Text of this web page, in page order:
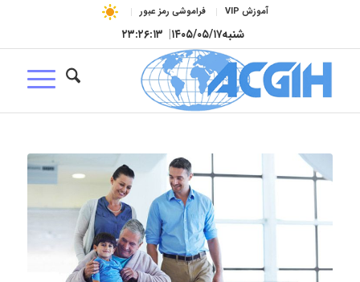
آموزش VIP فراموشی رمز عبور
شنبه۱۴۰۵/۰۵/۱۷| ۲۳:۲۶:۱۴